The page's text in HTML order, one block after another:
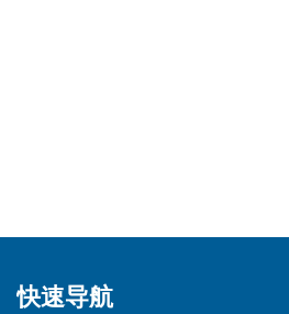
快速导航